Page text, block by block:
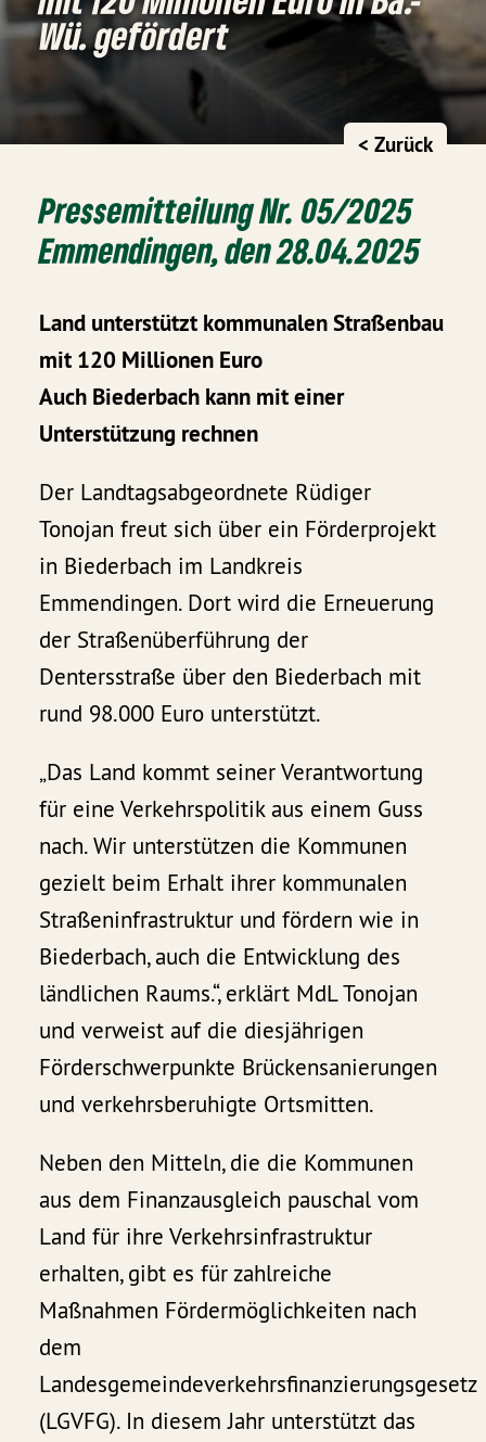
Wü. gefördert
< Zurück
Pressemitteilung Nr. 05/2025
Emmendingen, den 28.04.2025
Land unterstützt kommunalen Straßenbau
mit 120 Millionen Euro
Auch Biederbach kann mit einer
Unterstützung rechnen
Der Landtagsabgeordnete Rüdiger
Tonojan freut sich über ein Förderprojekt
in Biederbach im Landkreis
Emmendingen. Dort wird die Erneuerung
der Straßenüberführung der
Dentersstraße über den Biederbach mit
rund 98.000 Euro unterstützt.
„Das Land kommt seiner Verantwortung
für eine Verkehrspolitik aus einem Guss
nach. Wir unterstützen die Kommunen
gezielt beim Erhalt ihrer kommunalen
Straßeninfrastruktur und fördern wie in
Biederbach, auch die Entwicklung des
ländlichen Raums.“, erklärt MdL Tonojan
und verweist auf die diesjährigen
Förderschwerpunkte Brückensanierungen
und verkehrsberuhigte Ortsmitten.
Neben den Mitteln, die die Kommunen
aus dem Finanzausgleich pauschal vom
Land für ihre Verkehrsinfrastruktur
erhalten, gibt es für zahlreiche
Maßnahmen Fördermöglichkeiten nach
dem
Landesgemeindeverkehrsfinanzierungsgesetz
(LGVFG). In diesem Jahr unterstützt das